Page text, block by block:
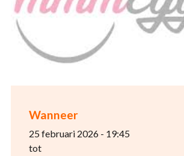
Wanneer
25 februari 2026 - 19:45
tot